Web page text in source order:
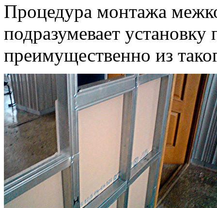
Процедура монтажа
подразумевает
преимущественно из